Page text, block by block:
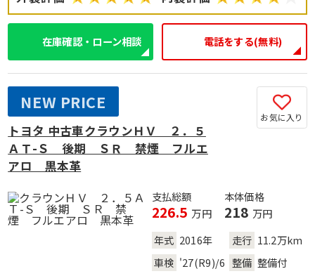
在庫確認・ローン相談 電話をする(無料)
お気に入り
NEW PRICE
トヨタ 中古車クラウンＨＶ ２．５
ＡＴ-Ｓ 後期 ＳＲ 禁煙 フルエ
アロ 黒本革
支払総額
226.5 万円
本体価格
218 万円
年式 2016年 走行 11.2万km
車検 '27(R9)/6 整備 整備付